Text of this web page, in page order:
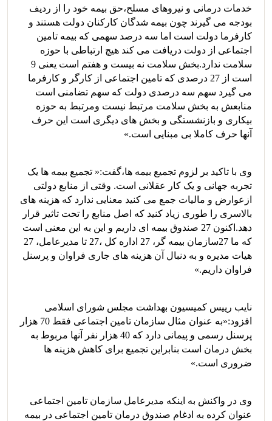
خدمات درمانی و نیروهای مسلح،حق بیمه خود را از ردیف
بودجه می گیرند چون بیمه شدگان کارکنان دولت هستند و
کارفرما دولت است اما سه درصد سهمی که بیمه تامین
اجتماعی از دولت دریافت می کند هیچ ارتباطی با حوزه
سلامت ندارد.بخش سلامت نه بیست و هفتم است یعنی 9
است از 27 درصدی که تامین اجتماعی از کارگر و کارفرما
می گیرد سهم سه درصدی دولت که سهم تضامنی است
منابعش به بخش سلامت مرتبط نیست ومرتبط به حوزه
بیکاری و بازنشستگی و بخش های دیگری است این حرف
آنها حرف کاملا بی مبنایی است.»
وی با تاکید بر لزوم تجمیع بیمه ها،گفت:« تجمیع بیمه ها یک
تجربه جهانی و یک کار عقلانی است. وقتی از منابع دولتی
ازعوارض و مالیات جمع می کنید معنایی ندارد که هزینه های
بالاسری را طوری زیاد کنید که اصل منابع را تحت تاثیر قرار
دهد.اکنون 27 صندوق بیمه ای داریم و این به این معنی است
که ما 27سازمان بیمه گر، 27 اداره کل ،27 تا مدیرعامل، 27
هیات مدیره و به دنبال آن هزینه های جاری فراوان و پرسنل
فراوان داریم.»
نایب رییس کمیسیون بهداشت مجلس شورای اسلامی
افزود:«به عنوان مثال سازمان تامین اجتماعی فقط 70 هزار
پرسنل رسمی و پیمانی دارد که 40 هزار نفر آنها مربوط به
بخش درمان است بنابراین تجمیع برای کاهش هزینه ها
ضروری است.»
وی در واکنش به اینکه مدیرعامل سازمان تامین اجتماعی
عنوان کرده به ادغام صندوق درمان تامین اجتماعی در بیمه